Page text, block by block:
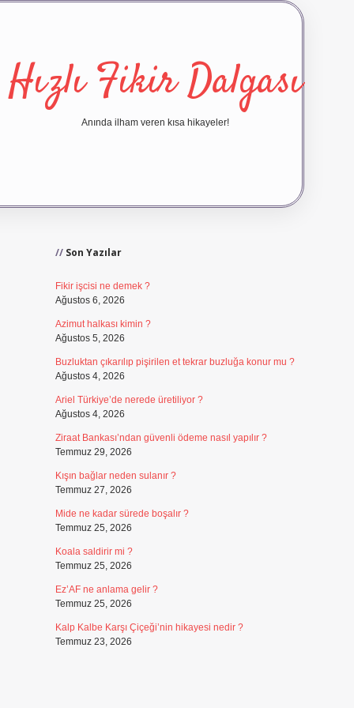
Hızlı Fikir Dalgası
Anında ilham veren kısa hikayeler!
Son Yazılar
Fikir işcisi ne demek ?
Ağustos 6, 2026
Azimut halkası kimin ?
Ağustos 5, 2026
Buzluktan çıkarılıp pişirilen et tekrar buzluğa konur mu ?
Ağustos 4, 2026
Ariel Türkiye’de nerede üretiliyor ?
Ağustos 4, 2026
Ziraat Bankası’ndan güvenli ödeme nasıl yapılır ?
Temmuz 29, 2026
Kışın bağlar neden sulanır ?
Temmuz 27, 2026
Mide ne kadar sürede boşalır ?
Temmuz 25, 2026
Koala saldirir mi ?
Temmuz 25, 2026
Ez’AF ne anlama gelir ?
Temmuz 25, 2026
Kalp Kalbe Karşı Çiçeği’nin hikayesi nedir ?
Temmuz 23, 2026